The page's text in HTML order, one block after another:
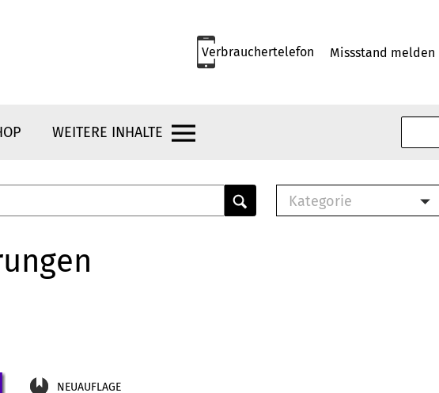
Verbrauchertelefon Missstand melden
WEITERE INHALTE
Kategorie
NEUAUFLAGE